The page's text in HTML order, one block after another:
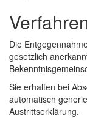
Die
gesetzlich
Sie erhalten bei
automatisch
Austrittserklärung.